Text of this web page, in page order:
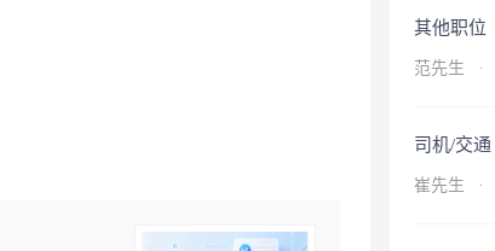
其他职位
范先生 ·
司机/交通
崔先生 ·